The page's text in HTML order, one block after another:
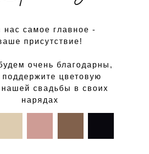
нас самое главное -
присутствие!
очень благодарны,
поддержите цветовую
нашей свадьбы в своих
нарядах